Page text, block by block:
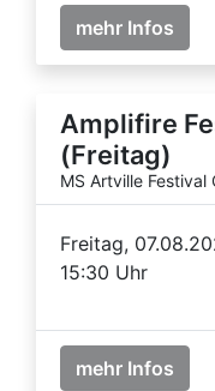
mehr Infos
Amplifire
(Freitag)
MS Artville Festival
Freitag,
15:30 Uhr
mehr Infos